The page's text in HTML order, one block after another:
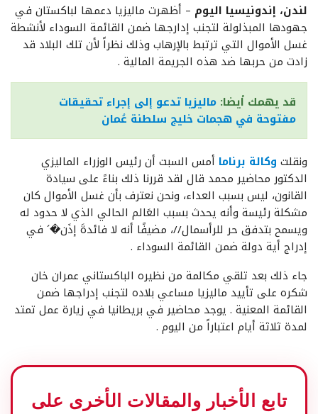
لندن، إندونيسيا اليوم – أظهرت ماليزيا دعمها لباكستان في
جهودها المبذلولة لتجنب إدارجها ضمن القائمة السوداء لأنشطة
غسل الأموال التي ترتبط بالإرهاب وذلك نظراً لأن تلك البلاد قد
زادت من حربها ضد هذه الجريمة المالية .
قد يهمك أيضا: ماليزيا تدعو إلى إجراء تحقيقات
مفتوحة في هجمات خليج سلطنة عُمان
ونقلت وكالة برناما أمس السبت أن رئيس الوزراء الماليزي
الدكتور محاضير محمد قال لقد قررنا ذلك بناءً على سيادة
القانون، ليس بسبب العداء، ونحن نعترف بأن غسل الأموال كان
مشكلة رئيسة وأنه يحدث بسبب العَالم الحالي الذي لا حدود له
ويسمح بتدفق حر للرأسمال//، مضيفًا أنه لا فائدةَ إذَن�´ في
إدراج أية دولة ضمن القائمة السوداء .
جاء ذلك بعد تلقي مكالمة من نظيره الباكستاني عمران خان
شكره على تأييد ماليزيا مساعي بلاده لتجنب إدراجها ضمن
القائمة المعنية . يوجد محاضير في بريطانيا في زيارة عمل تمتد
لمدة ثلاثة أيام اعتباراً من اليوم .
تابع الأخبار والمقالات الأخرى على